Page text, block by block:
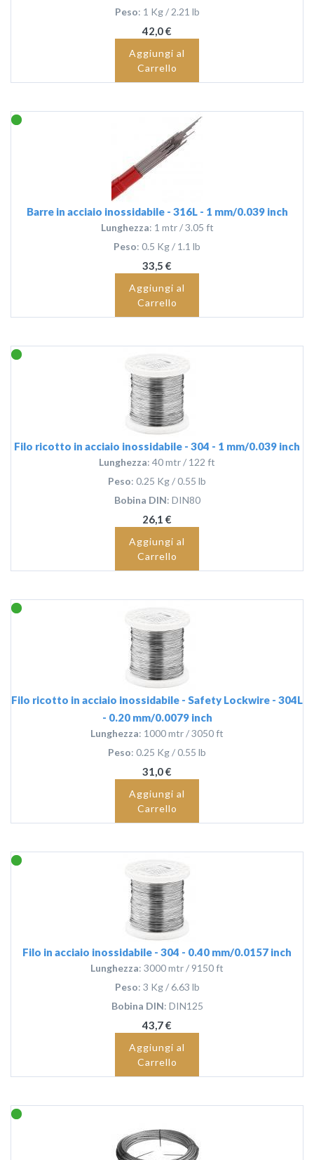
Peso: 1 Kg / 2.21 lb
42,0 €
Aggiungi al
Carrello
Barre in acciaio inossidabile - 316L - 1 mm/0.039 inch
Lunghezza: 1 mtr / 3.05 ft
Peso: 0.5 Kg / 1.1 lb
33,5 €
Aggiungi al
Carrello
Filo ricotto in acciaio inossidabile - 304 - 1 mm/0.039 inch
Lunghezza: 40 mtr / 122 ft
Peso: 0.25 Kg / 0.55 lb
Bobina DIN: DIN80
26,1 €
Aggiungi al
Carrello
Filo ricotto in acciaio inossidabile - Safety Lockwire - 304L
- 0.20 mm/0.0079 inch
Lunghezza: 1000 mtr / 3050 ft
Peso: 0.25 Kg / 0.55 lb
31,0 €
Aggiungi al
Carrello
Filo in acciaio inossidabile - 304 - 0.40 mm/0.0157 inch
Lunghezza: 3000 mtr / 9150 ft
Peso: 3 Kg / 6.63 lb
Bobina DIN: DIN125
43,7 €
Aggiungi al
Carrello